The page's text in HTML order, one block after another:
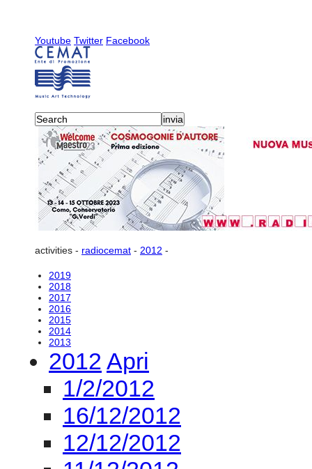
Youtube Twitter Facebook
activities - radiocemat - 2012 -
2019
2018
2017
2016
2015
2014
2013
2012 Apri
1/2/2012
16/12/2012
12/12/2012